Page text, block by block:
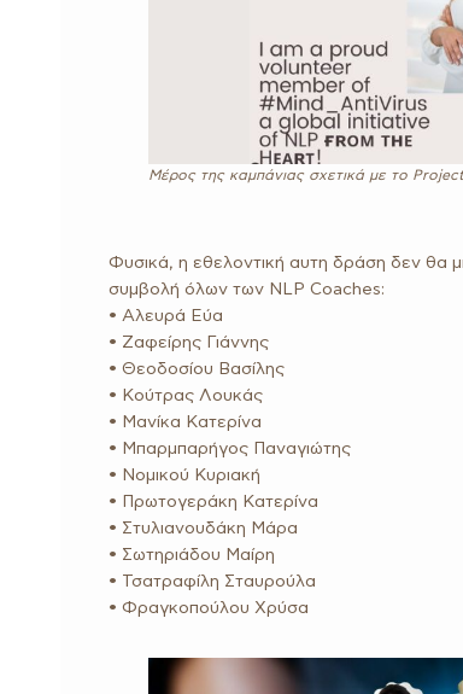
Μέρος της καμπάνιας σχετικά με το
Φυσικά, η εθελοντική αυτη δράση δεν θα
συμβολή όλων των NLP Coaches:
• Αλευρά Εύα
• Ζαφείρης Γιάννης
• Θεοδοσίου Βασίλης
• Κούτρας Λουκάς
• Μανίκα Κατερίνα
• Μπαρμπαρήγος Παναγιώτης
• Νομικού Κυριακή
• Πρωτογεράκη Κατερίνα
• Στυλιανουδάκη Μάρα
• Σωτηριάδου Μαίρη
• Τσατραφίλη Σταυρούλα
• Φραγκοπούλου Χρύσα